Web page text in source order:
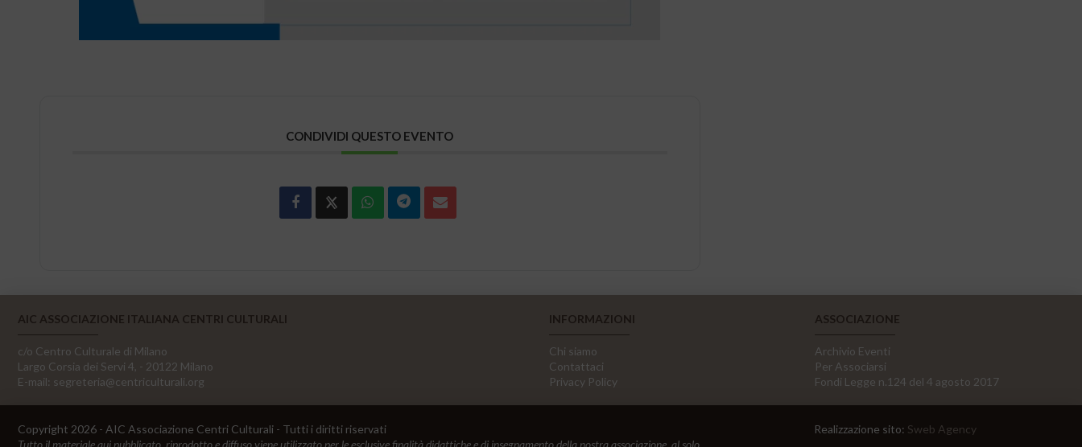
CONDIVIDI QUESTO EVENTO
AIC ASSOCIAZIONE ITALIANA CENTRI CULTURALI
c/o Centro Culturale di Milano
Largo Corsia dei Servi 4, - 20122 Milano
E-mail: segreteria@centriculturali.org
INFORMAZIONI
Chi siamo
Contattaci
Privacy Policy
ASSOCIAZIONE
Archivio Eventi
Per Associarsi
Fondi Legge n.124 del 4 agosto 2017
Copyright 2026 - AIC Associazione Centri Culturali - Tutti i diritti riservati
Tutto il materiale qui pubblicato, riprodotto e diffuso viene utilizzato per le esclusive finalità didattiche e di insegnamento della nostra associazione, al solo
Realizzazione sito: Sweb Agency